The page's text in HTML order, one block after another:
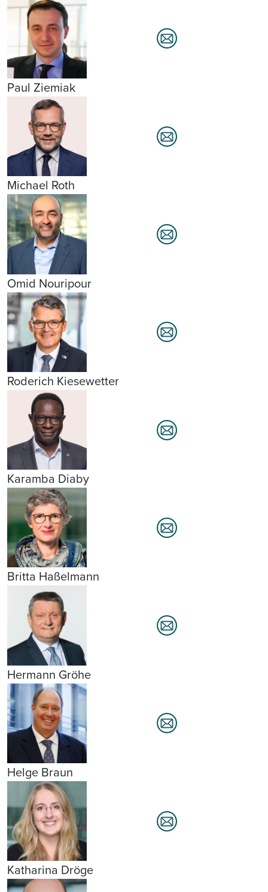
Paul Ziemiak
Michael Roth
Omid Nouripour
Roderich Kiesewetter
Karamba Diaby
Britta Haßelmann
Hermann Gröhe
Helge Braun
Katharina Dröge